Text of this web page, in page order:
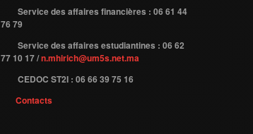
Service des affaires financières : 06 61 44
76 79
Service des affaires estudiantines : 06 62
77 10 17 /n.mhirich@um5s.net.ma
CEDOC ST2I : 06 66 39 75 16
Contacts